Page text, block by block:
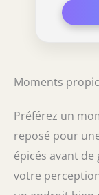
Moments
Préférez un
reposé pour
épicés avant
votre